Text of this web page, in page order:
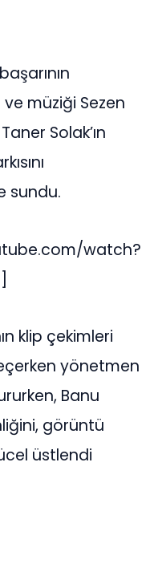
müziği Sezen
Solak’ın
sundu.
watch?
klip çekimleri
yönetmen
Banu
görüntü
üstlendi